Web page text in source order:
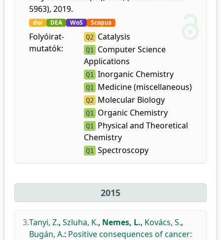
5963), 2019.
doi DEA WoS Scopus
Folyóirat-
mutatók:
Q2 Catalysis
Q1
Computer Science
Applications
Q1 Inorganic Chemistry
Q1 Medicine (miscellaneous)
Q2 Molecular Biology
Q1 Organic Chemistry
Q1
Physical and Theoretical
Chemistry
Q1 Spectroscopy
2015
3.Tanyi, Z., Szluha, K., Nemes, L., Kovács, S.,
Bugán, A.: Positive consequences of cancer: